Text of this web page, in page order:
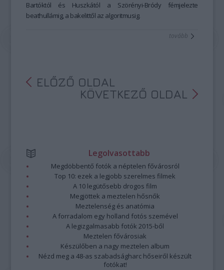
Bartóktól és Huszkától a Szörényi-Bródy fémjelezte
beathullámig, a bakelittől az algoritmusig.
tovább
ELŐZŐ OLDAL
KÖVETKEZŐ OLDAL
Legolvasottabb
Megdöbbentő fotók a néptelen fővárosról
Top 10: ezek a legjobb szerelmes filmek
A 10 legütősebb drogos film
Megjöttek a meztelen hősnők
Meztelenség és anatómia
A forradalom egy holland fotós szemével
A legizgalmasabb fotók 2015-ből
Meztelen fővárosiak
Készülőben a nagy meztelen album
Nézd meg a 48-as szabadságharc hőseiről készült
fotókat!